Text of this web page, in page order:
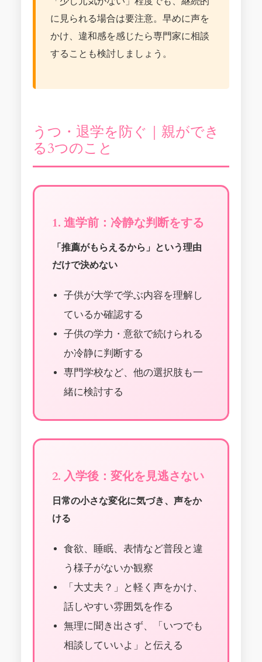
に見られる場合は要注意。早めに声を
かけ、違和感を感じたら専門家に相談
することも検討しましょう。
うつ・退学を防ぐ｜親ができ
る3つのこと
1. 進学前：冷静な判断をする
「推薦がもらえるから」という理由
だけで決めない
子供が大学で学ぶ内容を理解し
ているか確認する
子供の学力・意欲で続けられる
か冷静に判断する
専門学校など、他の選択肢も一
緒に検討する
2. 入学後：変化を見逃さない
日常の小さな変化に気づき、声をか
ける
食欲、睡眠、表情など普段と違
う様子がないか観察
「大丈夫？」と軽く声をかけ、
話しやすい雰囲気を作る
無理に聞き出さず、「いつでも
相談していいよ」と伝える